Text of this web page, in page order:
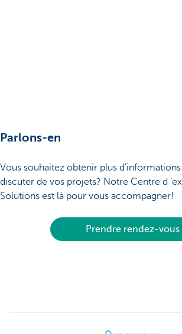
Parlons-en
Vous souhaitez obtenir plus
discuter de vos projets? Notre Centre d
Solutions est là pour vous accompagner!
Prendre rendez-vous